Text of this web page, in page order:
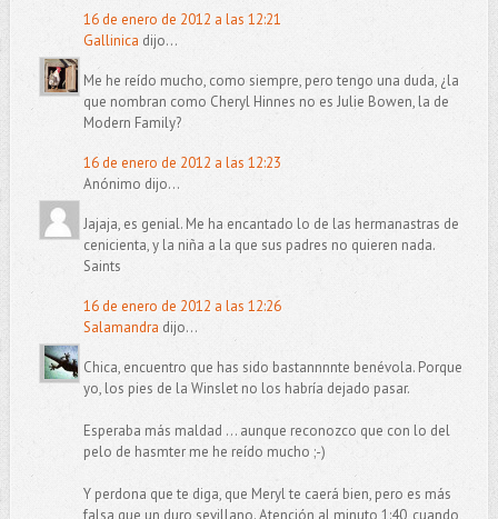
16 de enero de 2012 a las 12:21
Gallinica dijo...
Me he reído mucho, como siempre, pero tengo una duda, ¿la
que nombran como Cheryl Hinnes no es Julie Bowen, la de
Modern Family?
16 de enero de 2012 a las 12:23
Anónimo dijo...
Jajaja, es genial. Me ha encantado lo de las hermanastras de
cenicienta, y la niña a la que sus padres no quieren nada.
Saints
16 de enero de 2012 a las 12:26
Salamandra dijo...
Chica, encuentro que has sido bastannnnte benévola. Porque
yo, los pies de la Winslet no los habría dejado pasar.
Esperaba más maldad ... aunque reconozco que con lo del
pelo de hasmter me he reído mucho ;-)
Y perdona que te diga, que Meryl te caerá bien, pero es más
falsa que un duro sevillano. Atención al minuto 1:40, cuando